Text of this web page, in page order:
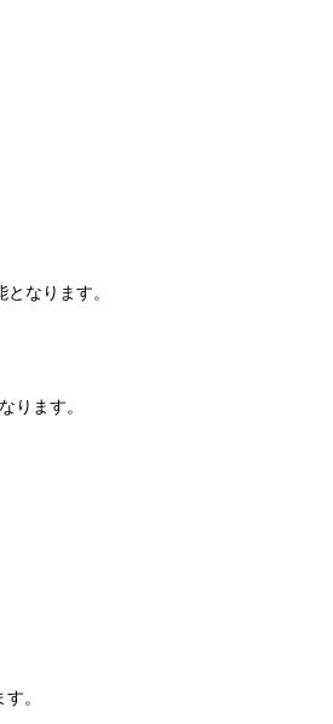
なります。
ります。
。